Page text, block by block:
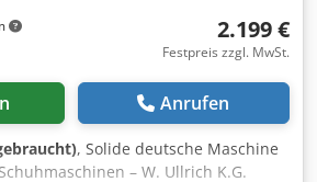
2.199 €
Festpreis zzgl. MwSt.
Anrufen
, Solide deutsche Maschine
– W. Ullrich K.G.